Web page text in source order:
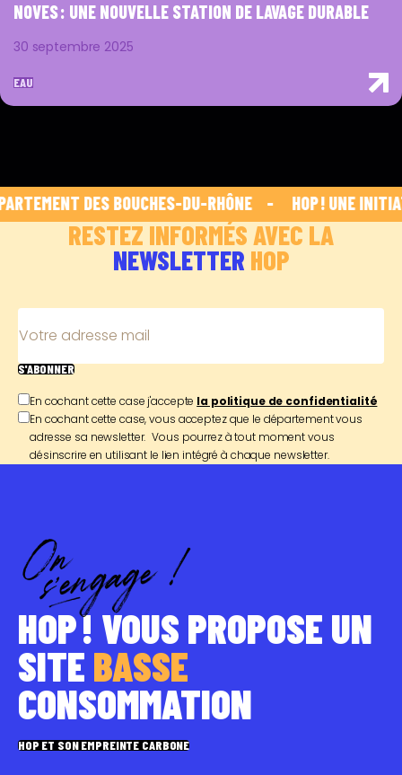
NOVES : UNE NOUVELLE STATION DE LAVAGE DURABLE
30 septembre 2025
EAU
DES BOUCHES-DU-RHÔNE    - HOP ! UNE
RESTEZ INFORMÉS AVEC LA
NEWSLETTER HOP
Votre adresse mail
S'ABONNER
En cochant cette case j'accepte la politique de confidentialité
En cochant cette case, vous acceptez que le département vous
adresse sa newsletter. Vous pourrez à tout moment vous
désinscrire en utilisant le lien intégré à chaque newsletter.
HOP ! VOUS PROPOSE UN
SITE BASSE
CONSOMMATION
HOP ET SON EMPREINTE CARBONE